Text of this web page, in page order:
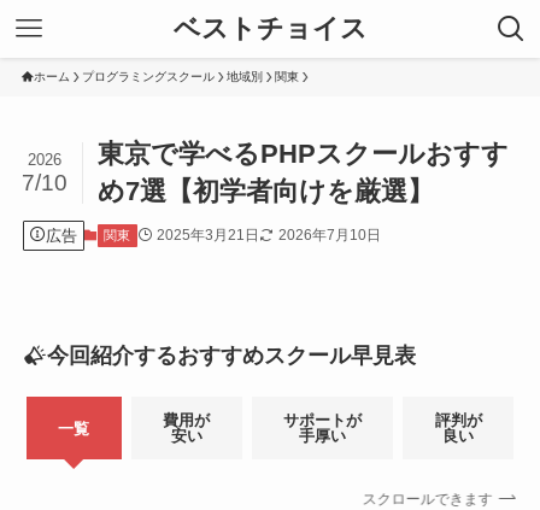
ベストチョイス
ホーム プログラミングスクール 地域別 関東
東京で学べるPHPスクールおすす
め7選【初学者向けを厳選】
2026
7/10
広告 関東 2025年3月21日 2026年7月10日
今回紹介するおすすめスクール早見表
一覧
費用が
安い
サポートが
手厚い
評判が
良い
スクロールできます